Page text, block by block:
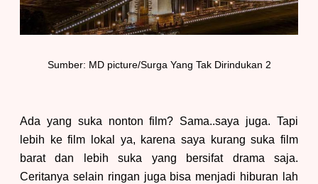
Sumber: MD picture/Surga Yang Tak Dirindukan 2
Ada yang suka nonton film? Sama..saya juga. Tapi
lebih ke film lokal ya, karena saya kurang suka film
barat dan lebih suka yang bersifat drama saja.
Ceritanya selain ringan juga bisa menjadi hiburan lah